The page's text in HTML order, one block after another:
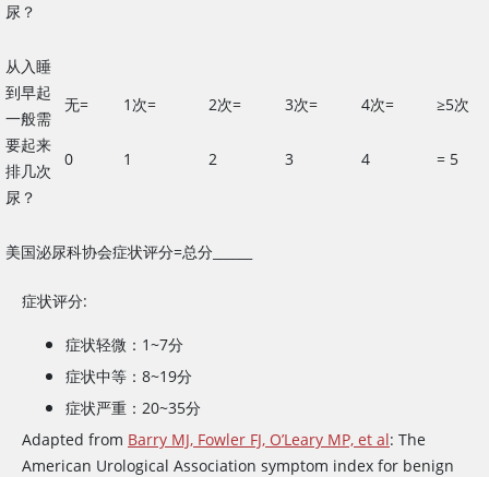
尿？
从入睡
到早起
一般需
要起来
排几次
尿？
无=
0
1次=
1
2次=
2
3次=
3
4次=
4
≥5次
= 5
美国泌尿科协会症状评分=总分______
症状评分:
症状轻微：1~7分
症状中等：8~19分
症状严重：20~35分
Adapted from Barry MJ, Fowler FJ, O’Leary MP, et al: The
American Urological Association symptom index for benign